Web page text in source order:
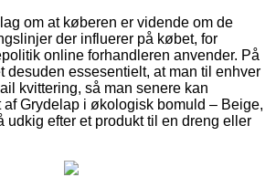
om at køberen er vidende om de
der influerer på købet, for
online forhandleren anvender. På
desuden essesentielt, at man til enhver
kvittering, så man senere kan
Grydelap i økologisk bomuld – Beige,
udkig efter et produkt til en dreng eller